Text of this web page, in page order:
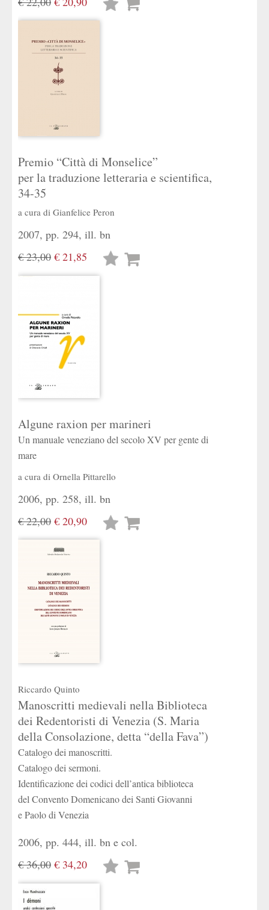
Lista
Premio “Città di Monselice”
per la traduzione letteraria e scientifica,
34-35
a cura di Gianfelice Peron
2007, pp. 294, ill. bn
€ 23,00 € 21,85
Lista
Algune raxion per marineri
Un manuale veneziano del secolo XV per gente di
mare
a cura di Ornella Pittarello
2006, pp. 258, ill. bn
€ 22,00 € 20,90
Lista
Riccardo Quinto
Manoscritti medievali nella Biblioteca
dei Redentoristi di Venezia (S. Maria
della Consolazione, detta “della Fava”)
Catalogo dei manoscritti.
Catalogo dei sermoni.
Identificazione dei codici dell’antica biblioteca
del Convento Domenicano dei Santi Giovanni
e Paolo di Venezia
2006, pp. 444, ill. bn e col.
€ 36,00 € 34,20
Lista